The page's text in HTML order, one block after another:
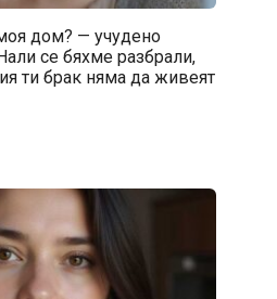
дом? — учудено
се бяхме разбрали,
ти брак няма да живеят